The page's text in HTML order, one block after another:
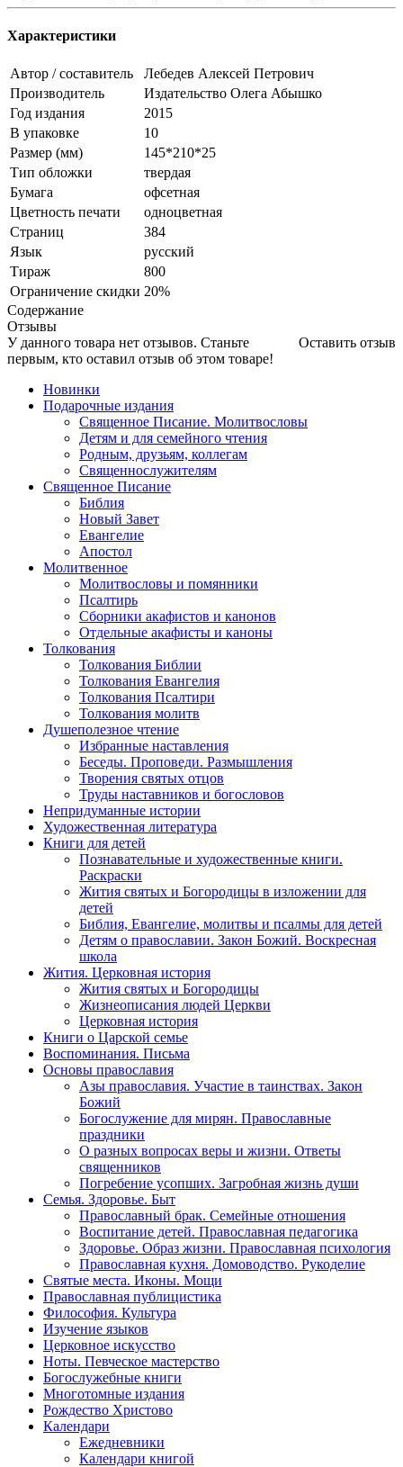
Характеристики
Автор / составитель
Лебедев Алексей Петрович
Производитель
Издательство Олега Абышко
Год издания
2015
В упаковке
10
Размер (мм)
145*210*25
Тип обложки
твердая
Бумага
офсетная
Цветность печати
одноцветная
Страниц
384
Язык
русский
Тираж
800
Ограничение скидки 20%
Содержание
Отзывы
Оставить отзыв
У данного товара нет отзывов. Станьте
первым, кто оставил отзыв об этом товаре!
Новинки
Подарочные издания
Священное Писание. Молитвословы
Детям и для семейного чтения
Родным, друзьям, коллегам
Священнослужителям
Священное Писание
Библия
Новый Завет
Евангелие
Апостол
Молитвенное
Молитвословы и помянники
Псалтирь
Сборники акафистов и канонов
Отдельные акафисты и каноны
Толкования
Толкования Библии
Толкования Евангелия
Толкования Псалтири
Толкования молитв
Душеполезное чтение
Избранные наставления
Беседы. Проповеди. Размышления
Творения святых отцов
Труды наставников и богословов
Непридуманные истории
Художественная литература
Книги для детей
Познавательные и художественные книги.
Раскраски
Жития святых и Богородицы в изложении для
детей
Библия, Евангелие, молитвы и псалмы для детей
Детям о православии. Закон Божий. Воскресная
школа
Жития. Церковная история
Жития святых и Богородицы
Жизнеописания людей Церкви
Церковная история
Книги о Царской семье
Воспоминания. Письма
Основы православия
Азы православия. Участие в таинствах. Закон
Божий
Богослужение для мирян. Православные
праздники
О разных вопросах веры и жизни. Ответы
священников
Погребение усопших. Загробная жизнь души
Семья. Здоровье. Быт
Православный брак. Семейные отношения
Воспитание детей. Православная педагогика
Здоровье. Образ жизни. Православная психология
Православная кухня. Домоводство. Рукоделие
Святые места. Иконы. Мощи
Православная публицистика
Философия. Культура
Изучение языков
Церковное искусство
Ноты. Певческое мастерство
Богослужебные книги
Многотомные издания
Рождество Христово
Календари
Ежедневники
Календари книгой